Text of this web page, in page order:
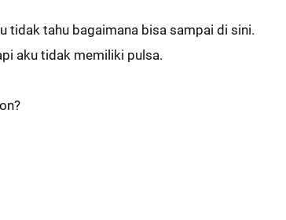
tidak tahu bagaimana bisa sampai di sini.
aku tidak memiliki pulsa.